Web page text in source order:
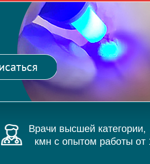
Врачи высшей категории,
кмн с опытом работы от